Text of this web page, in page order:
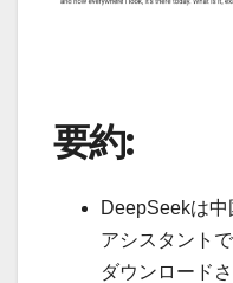
要約:
DeepSeekは中
アシスタント
ダウンロード